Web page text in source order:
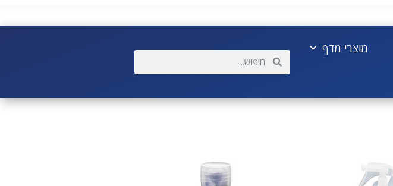
מוצרי מדף